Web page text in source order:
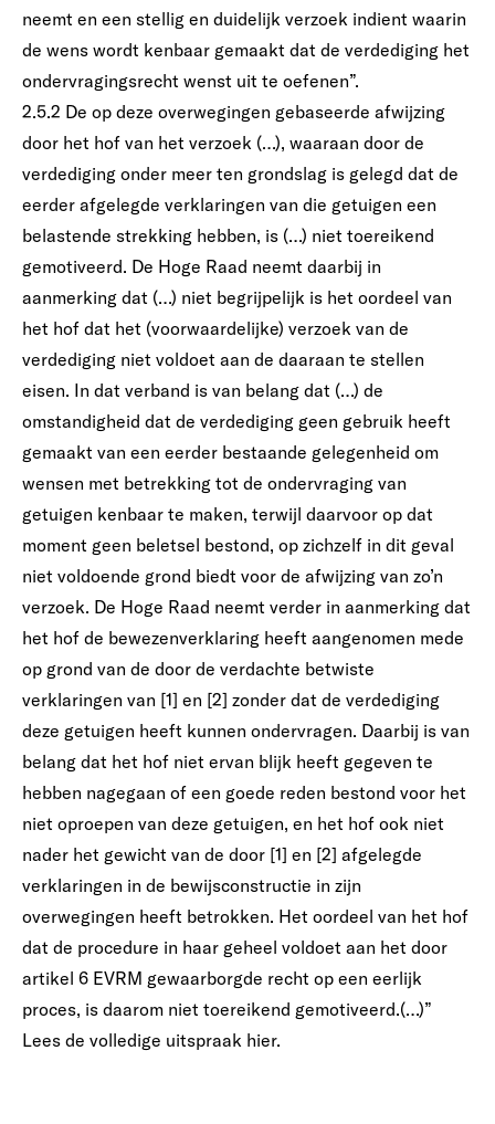
neemt en een stellig en duidelijk verzoek indient waarin
de wens wordt kenbaar gemaakt dat de verdediging het
ondervragingsrecht wenst uit te oefenen”.
2.5.2 De op deze overwegingen gebaseerde afwijzing
door het hof van het verzoek (…), waaraan door de
verdediging onder meer ten grondslag is gelegd dat de
eerder afgelegde verklaringen van die getuigen een
belastende strekking hebben, is (…) niet toereikend
gemotiveerd. De Hoge Raad neemt daarbij in
aanmerking dat (…) niet begrijpelijk is het oordeel van
het hof dat het (voorwaardelijke) verzoek van de
verdediging niet voldoet aan de daaraan te stellen
eisen. In dat verband is van belang dat (…) de
omstandigheid dat de verdediging geen gebruik heeft
gemaakt van een eerder bestaande gelegenheid om
wensen met betrekking tot de ondervraging van
getuigen kenbaar te maken, terwijl daarvoor op dat
moment geen beletsel bestond, op zichzelf in dit geval
niet voldoende grond biedt voor de afwijzing van zo’n
verzoek. De Hoge Raad neemt verder in aanmerking dat
het hof de bewezenverklaring heeft aangenomen mede
op grond van de door de verdachte betwiste
verklaringen van [1] en [2] zonder dat de verdediging
deze getuigen heeft kunnen ondervragen. Daarbij is van
belang dat het hof niet ervan blijk heeft gegeven te
hebben nagegaan of een goede reden bestond voor het
niet oproepen van deze getuigen, en het hof ook niet
nader het gewicht van de door [1] en [2] afgelegde
verklaringen in de bewijsconstructie in zijn
overwegingen heeft betrokken. Het oordeel van het hof
dat de procedure in haar geheel voldoet aan het door
artikel 6 EVRM gewaarborgde recht op een eerlijk
proces, is daarom niet toereikend gemotiveerd.(…)”
Lees de volledige uitspraak hier.